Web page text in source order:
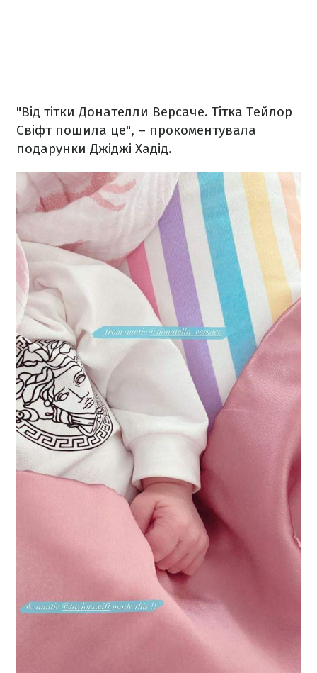
"Від тітки Донателли Версаче. Тітка Тейлор
Свіфт пошила це", – прокоментувала
подарунки Джіджі Хадід.